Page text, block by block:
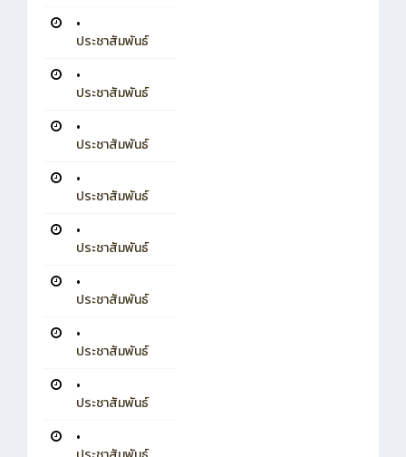
•
ประชาสัมพันธ์
•
ประชาสัมพันธ์
•
ประชาสัมพันธ์
•
ประชาสัมพันธ์
•
ประชาสัมพันธ์
•
ประชาสัมพันธ์
•
ประชาสัมพันธ์
•
ประชาสัมพันธ์
•